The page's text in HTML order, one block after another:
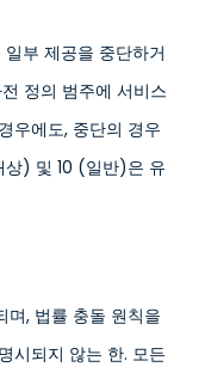
부 제공을 중단하거
정의 범주에 서비스
우에도, 중단의 경우
) 및 10 (일반)은 유
며, 법률 충돌 원칙을
시되지 않는 한. 모든